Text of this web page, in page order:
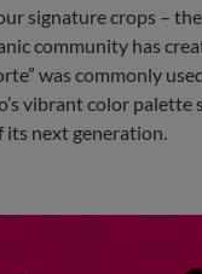
signature crops –
community has
was commonly
vibrant color palette
its next generation.